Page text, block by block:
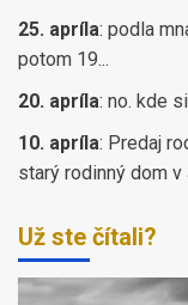
25. apríla: podla
potom 19...
20. apríla: no. kde
10. apríla: Predaj
starý rodinný dom v
Už ste čítali?